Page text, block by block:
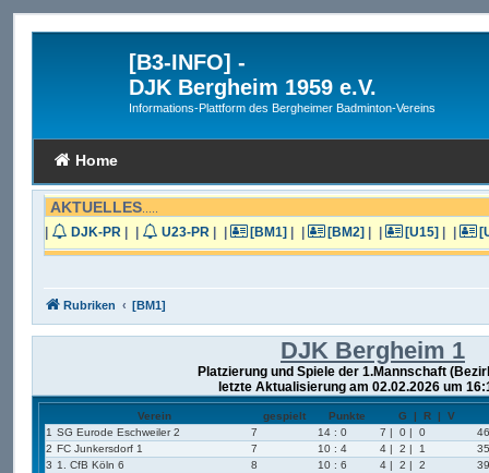
[B3-INFO] -
DJK Bergheim 1959 e.V.
Informations-Plattform des Bergheimer Badminton-Vereins
Home
AKTUELLES
| DJK-PR | | U23-PR | | [BM1] | | [BM2] | | [U15] | |
Rubriken [BM1]
DJK Bergheim 1
Platzierung und Spiele der 1.Mannschaft
letzte Aktualisierung am 02.02.2026 um
Verein gespielt Punkte G | R | V
1 SG Eurode Eschweiler 2 7 14 : 0 7 | 0 | 0
2 FC Junkersdorf 1 7 10 : 4 4 | 2 | 1
3 1. CfB Köln 6 8 10 : 6 4 | 2 | 2